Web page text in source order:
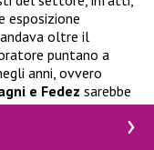
esposizione
oltre il
puntano a
anni, ovvero
e Fedez sarebbe
professionali.